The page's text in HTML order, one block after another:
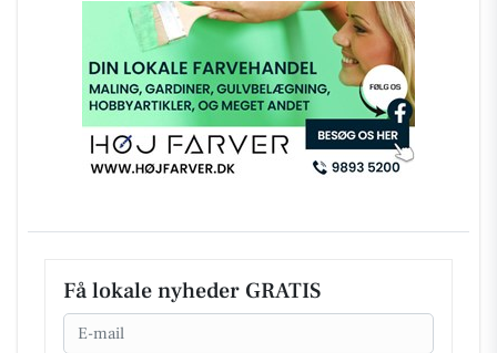
Få lokale nyheder GRATIS
Email